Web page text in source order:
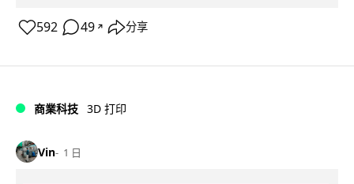
592 49 ↗ 分享
商業科技 3D 打印
Vin 1 日